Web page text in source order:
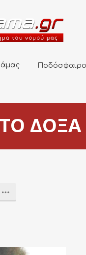
Ποδόσφαιρο
ΔΟΞΑ